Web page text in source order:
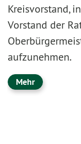
Kreisvorstand,
Vorstand der
aufzunehmen.
Mehr